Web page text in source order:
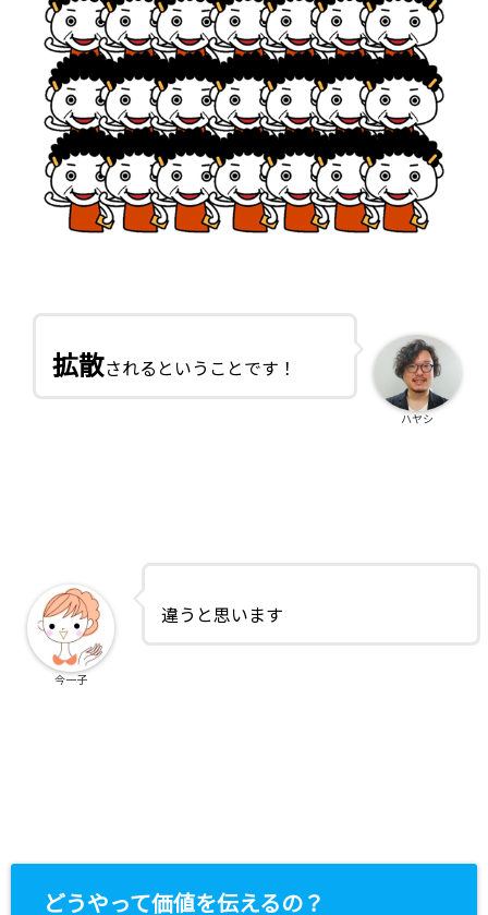
拡散されるということです！
ハヤシ
違うと思います
今一子
どうやって価値を伝えるの？